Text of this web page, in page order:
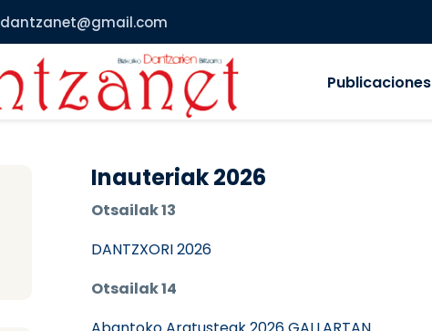
dantzanet@gmail.com
Publicaciones
Inauteriak 2026
Otsailak 13
DANTZXORI 2026
Otsailak 14